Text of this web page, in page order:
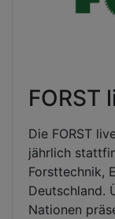
FORST
Die FORST
jährlich
Forsttechnik,
Deutschland.
Nationen